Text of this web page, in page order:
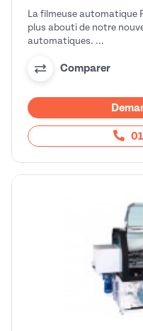
La filmeuse automatique
plus abouti de notre
automatiques. ...
Comparer